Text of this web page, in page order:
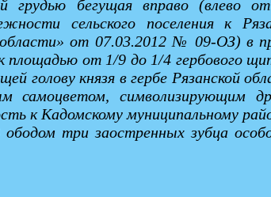
бегущая вправо (влево
сельского поселения к
от 07.03.2012 № 09-ОЗ) в
площадью от 1/9 до 1/4 гербового
голову князя в гербе Рязанской
символизирующим
к Кадомскому муниципальному
три заостренных зубца